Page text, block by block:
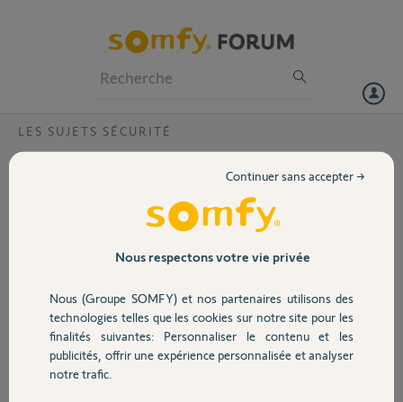
Volet
Sécurité
Domotique
LES SUJETS SÉCURITÉ
après reinitialisation mon alarme
Suite à une réinitialisation de ma boxe la plage des adresses IP ont
protocole recommandé.
J'ai obtenu une nouvelle adresse IP que je retrouve sur le réseau
ethernet de la boxe mais l'alarme est inactive.
je ne sais pas pourquoi ni comment la rendre de nouveau active
Merci,
Nous respectons votre vie privée
Nous (Groupe SOMFY) et nos partenaires utilisons des
technologies telles que les cookies sur notre site pour les
finalités suivantes: Personnaliser le contenu et les
publicités, offrir une expérience personnalisée et analyser
notre trafic.
Continuer sans accepter →